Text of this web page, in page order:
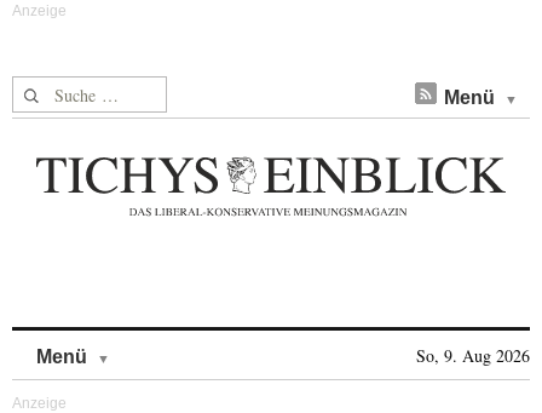
Suche nach: Menü
Menü So, 9. Aug 2026